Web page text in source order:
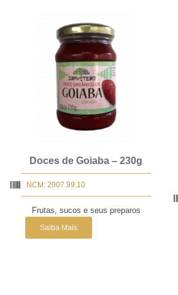
Doces de Goiaba – 230g
NCM: 2007.99.10
Frutas, sucos e seus preparos
Saiba Mais